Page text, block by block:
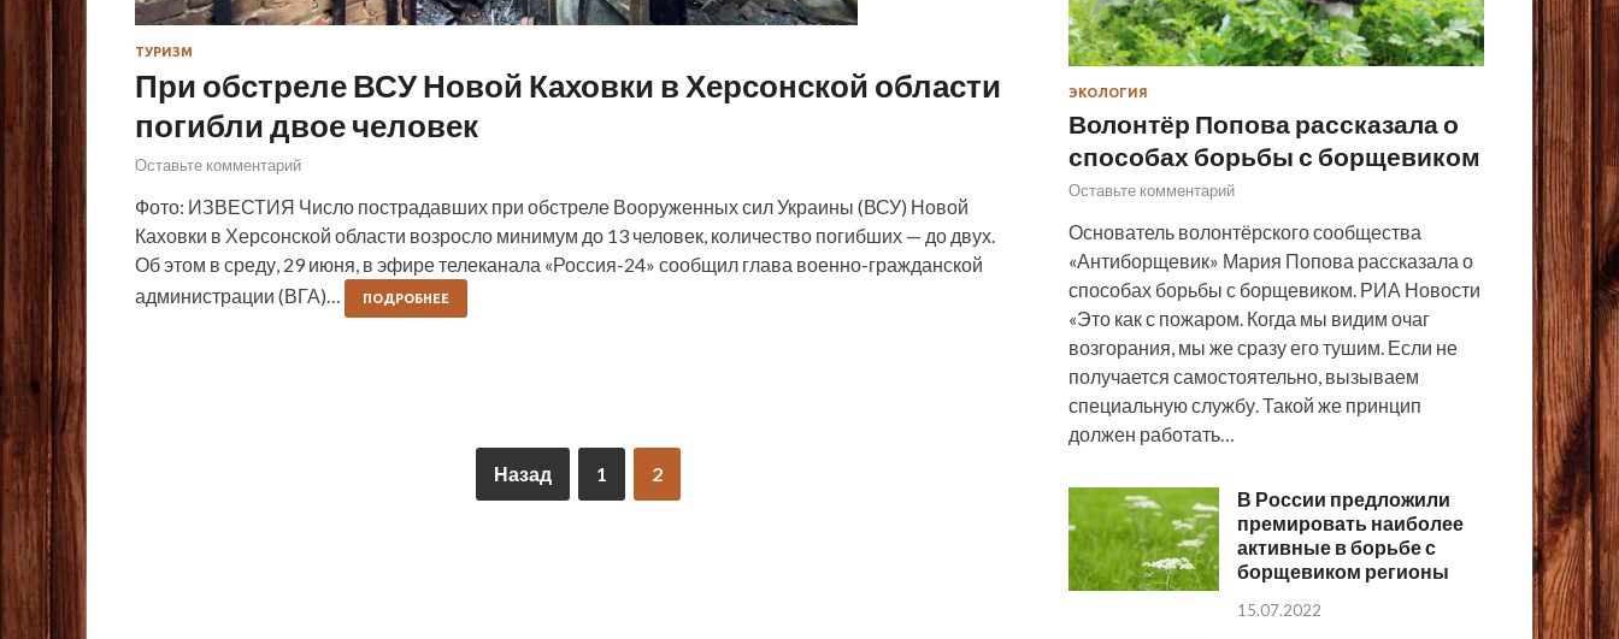
ТУРИЗМ
При обстреле ВСУ Новой Каховки в Херсонской области
погибли двое человек
Оставьте комментарий
Фото: ИЗВЕСТИЯ Число пострадавших при обстреле Вооруженных сил Украины (ВСУ) Новой
Каховки в Херсонской области возросло минимум до 13 человек, количество погибших — до двух.
Об этом в среду, 29 июня, в эфире телеканала «Россия-24» сообщил глава военно-гражданской
администрации (ВГА)…
ПОДРОБНЕЕ
Назад 1 2
ЭКОЛОГИЯ
Волонтёр Попова рассказала о
способах борьбы с борщевиком
Оставьте комментарий
Основатель волонтёрского сообщества
«Антиборщевик» Мария Попова рассказала о
способах борьбы с борщевиком. РИА Новости
«Это как с пожаром. Когда мы видим очаг
возгорания, мы же сразу его тушим. Если не
получается самостоятельно, вызываем
специальную службу. Такой же принцип
должен работать…
В России предложили
премировать наиболее
активные в борьбе с
борщевиком регионы
15.07.2022